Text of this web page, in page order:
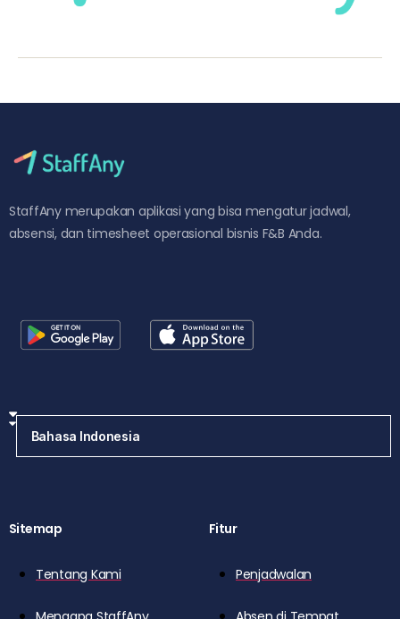
StaffAny merupakan aplikasi yang bisa mengatur jadwal,
absensi, dan timesheet operasional bisnis F&B Anda.
Sitemap
Tentang Kami
Fitur
Penjadwalan